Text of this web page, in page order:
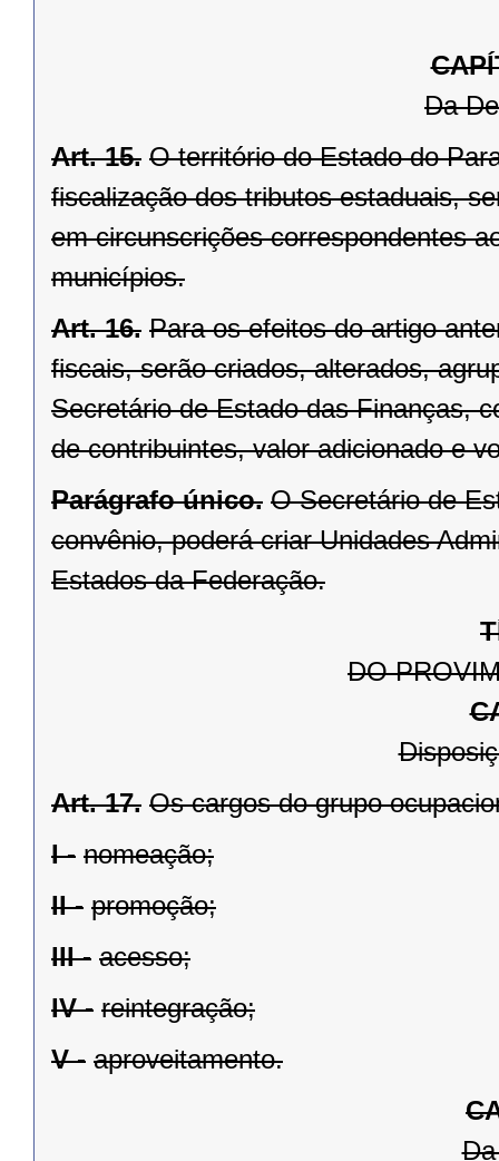
Da
Art. 15. O território do Estado do
fiscalização dos tributos estaduais,
em circunscrições correspondentes
municípios.
Art. 16. Para os efeitos do artigo
fiscais, serão criados, alterados,
Secretário de Estado das Finanças,
de contribuintes, valor adicionado e
Parágrafo único. O Secretário de
convênio, poderá criar Unidades
Estados da Federação.
DO
Art. 17. Os cargos do grupo
I - nomeação;
II - promoção;
III - acesso;
IV - reintegração;
V - aproveitamento.